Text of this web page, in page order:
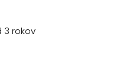
3 rokov